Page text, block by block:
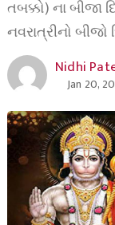
તબક્કો) ના બીજા
નવરાત્રીનો
Nidhi
Jan 20,